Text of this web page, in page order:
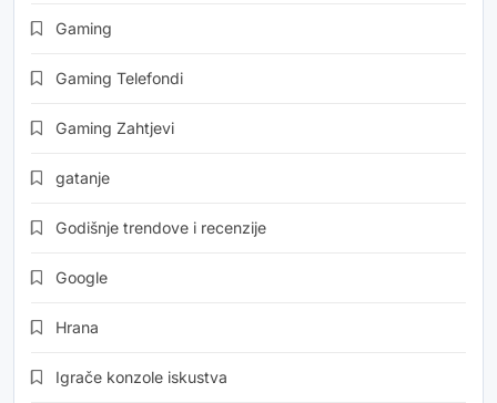
Gaming
Gaming Telefondi
Gaming Zahtjevi
gatanje
Godišnje trendove i recenzije
Google
Hrana
Igrače konzole iskustva